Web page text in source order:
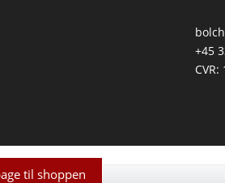
+45
CVR:
til shoppen